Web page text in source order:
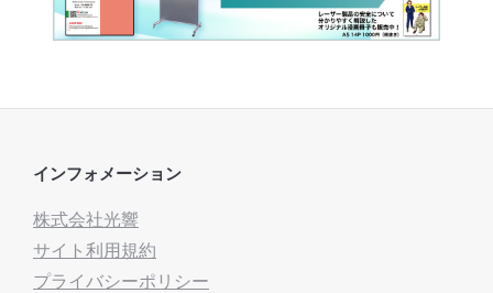
インフォメーション
株式会社光響
サイト利用規約
プライバシーポリシー